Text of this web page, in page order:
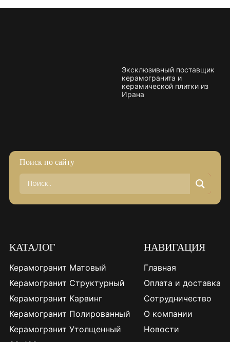
Эксклюзивный поставщик
керамогранита и
керамической плитки из
Ирана
Поиск по сайту
КАТАЛОГ
Керамогранит Матовый
Керамогранит Структурный
Керамогранит Карвинг
Керамогранит Полированный
Керамогранит Утолщенный
НАВИГАЦИЯ
Главная
Оплата и доставка
Сотрудничество
О компании
Новости
Плитка керамическая матовая